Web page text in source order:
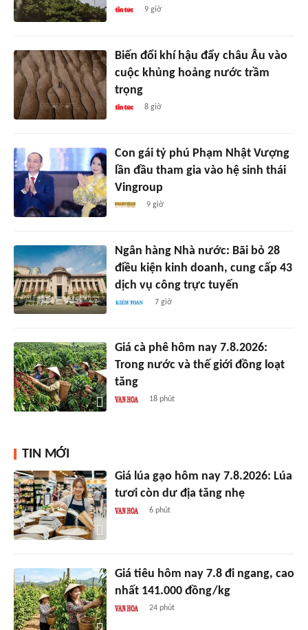
9 giờ
Biến đổi khí hậu đẩy châu Âu vào
cuộc khủng hoảng nước trầm
trọng
8 giờ
Con gái tỷ phú Phạm Nhật Vượng
lần đầu tham gia vào hệ sinh thái
Vingroup
9 giờ
Ngân hàng Nhà nước: Bãi bỏ 28
điều kiện kinh doanh, cung cấp 43
dịch vụ công trực tuyến
7 giờ
Giá cà phê hôm nay 7.8.2026:
Trong nước và thế giới đồng loạt
tăng
18 phút
TIN MỚI
Giá lúa gạo hôm nay 7.8.2026: Lúa
tươi còn dư địa tăng nhẹ
6 phút
Giá tiêu hôm nay 7.8 đi ngang, cao
nhất 141.000 đồng/kg
24 phút